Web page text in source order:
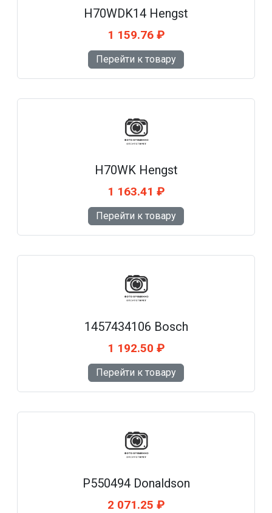
H70WDK14 Hengst
1 159.76 ₽
Перейти к товару
H70WK Hengst
1 163.41 ₽
Перейти к товару
1457434106 Bosch
1 192.50 ₽
Перейти к товару
P550494 Donaldson
2 071.25 ₽